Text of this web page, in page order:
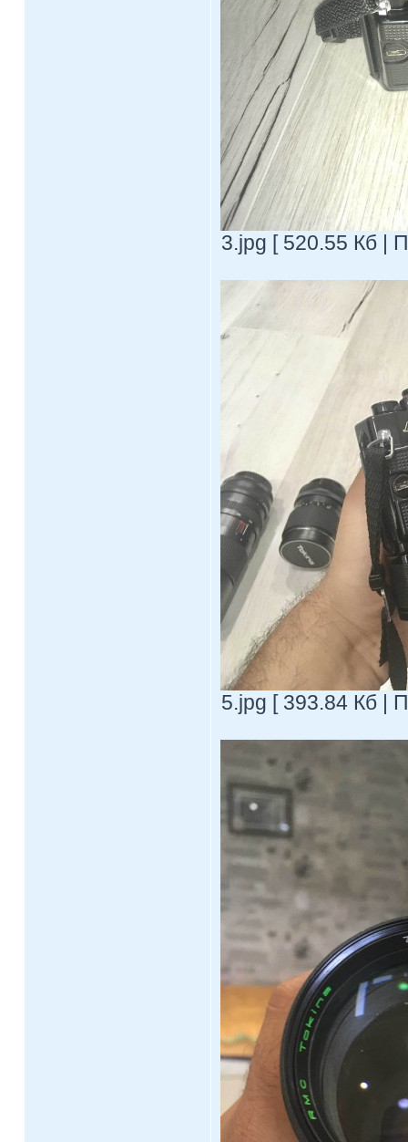
3.jpg [ 520.55 Кб |
5.jpg [ 393.84 Кб |